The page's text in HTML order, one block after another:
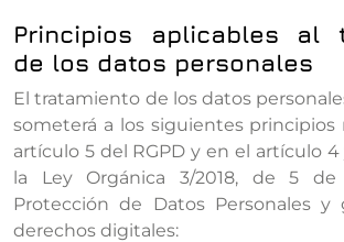
Principios aplicables al
de los datos personales
El tratamiento de los datos
someterá a los siguientes principios
artículo 5 del RGPD y en el artículo
la Ley Orgánica 3/2018, de 5 de
Protección de Datos Personales y
derechos digitales: